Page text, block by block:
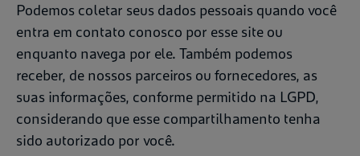
Podemos coletar seus dados pessoais quando você
entra em contato conosco por esse site ou
enquanto navega por ele. Também podemos
receber, de nossos parceiros ou fornecedores, as
suas informações, conforme permitido na LGPD,
considerando que esse compartilhamento tenha
sido autorizado por você.